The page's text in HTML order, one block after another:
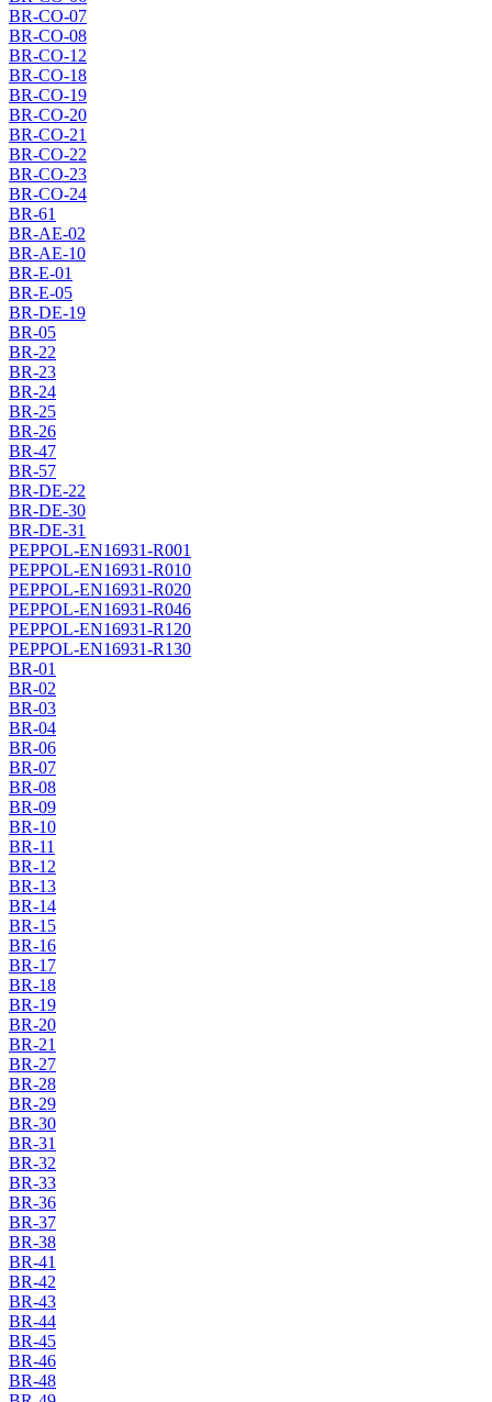
BR-CO-07
BR-CO-08
BR-CO-12
BR-CO-18
BR-CO-19
BR-CO-20
BR-CO-21
BR-CO-22
BR-CO-23
BR-CO-24
BR-61
BR-AE-02
BR-AE-10
BR-E-01
BR-E-05
BR-DE-19
BR-05
BR-22
BR-23
BR-24
BR-25
BR-26
BR-47
BR-57
BR-DE-22
BR-DE-30
BR-DE-31
PEPPOL-EN16931-R001
PEPPOL-EN16931-R010
PEPPOL-EN16931-R020
PEPPOL-EN16931-R046
PEPPOL-EN16931-R120
PEPPOL-EN16931-R130
BR-01
BR-02
BR-03
BR-04
BR-06
BR-07
BR-08
BR-09
BR-10
BR-11
BR-12
BR-13
BR-14
BR-15
BR-16
BR-17
BR-18
BR-19
BR-20
BR-21
BR-27
BR-28
BR-29
BR-30
BR-31
BR-32
BR-33
BR-36
BR-37
BR-38
BR-41
BR-42
BR-43
BR-44
BR-45
BR-46
BR-48